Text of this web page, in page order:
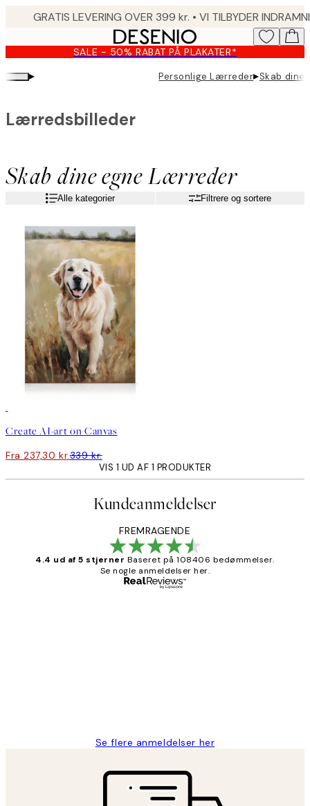
content.
SALE - 50% RABAT PÅ PLAKATER*
▸ Personlige Lærreder▸Skab dine
Skab dine egne Lærreder
Lærredsbilleder
Alle kategorier Filtrere og sortere
Create AI-art on Canvas
Fra 237,30 kr.339 kr.
VIS 1 UD AF 1 PRODUKTER
Kundeanmeldelser
FREMRAGENDE
4.4 ud af 5 stjerner Baseret på 108406 bedømmelser.
Se nogle anmeldelser her.
Se flere anmeldelser her